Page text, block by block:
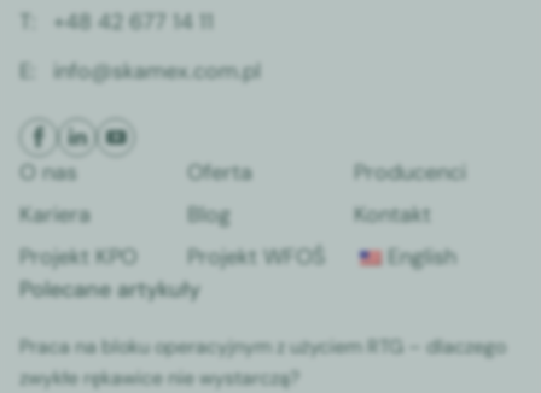
T:
+48 42 677 14 11
E:
info@skamex.com.pl
O nas Oferta
Producenci
Kariera
Blog
Kontakt
Projekt KPO
Projekt WFOŚ
English
Polecane artykuły
Praca na bloku operacyjnym z użyciem RTG – dlaczego
zwykłe rękawice nie wystarczą?